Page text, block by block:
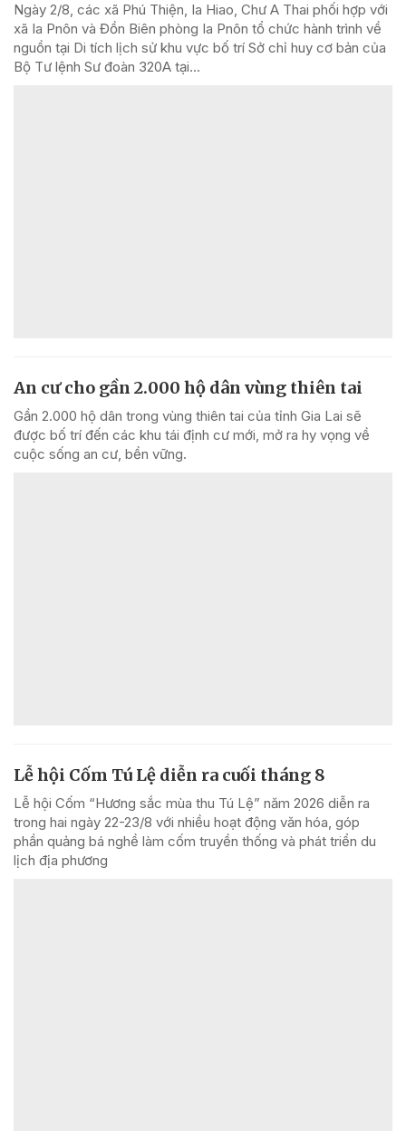
Ngày 2/8, các xã Phú Thiện, Ia Hiao, Chư A Thai phối hợp với
xã Ia Pnôn và Đồn Biên phòng Ia Pnôn tổ chức hành trình về
nguồn tại Di tích lịch sử khu vực bố trí Sở chỉ huy cơ bản của
Bộ Tư lệnh Sư đoàn 320A tại...
An cư cho gần 2.000 hộ dân vùng thiên tai
Gần 2.000 hộ dân trong vùng thiên tai của tỉnh Gia Lai sẽ
được bố trí đến các khu tái định cư mới, mở ra hy vọng về
cuộc sống an cư, bền vững.
Lễ hội Cốm Tú Lệ diễn ra cuối tháng 8
Lễ hội Cốm “Hương sắc mùa thu Tú Lệ” năm 2026 diễn ra
trong hai ngày 22-23/8 với nhiều hoạt động văn hóa, góp
phần quảng bá nghề làm cốm truyền thống và phát triển du
lịch địa phương